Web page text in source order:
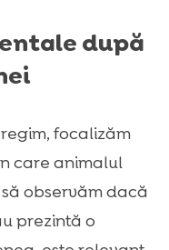
după
focalizăm
care animalul
observăm dacă
prezintă o